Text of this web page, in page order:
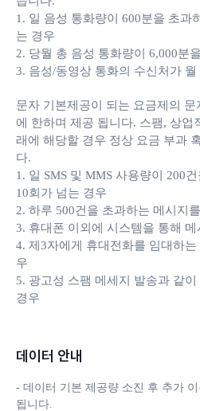
1. 일 음성 통화량이 600분을 초과
는 경우
2. 당월 총 음성 통화량이 6,000분
3. 음성/동영상 통화의 수신처가
문자 기본제공이 되는 요금제의 문
에 한하며 제공 됩니다. 스팸, 상업
래에 해당할 경우 정상 요금 부과
다.
1. 일 SMS 및 MMS 사용량이 200
10회가 넘는 경우
2. 하루 500건을 초과하는 메시지
3. 휴대폰 이외에 시스템을 통해
4. 제3자에게 휴대전화를 임대하
우
5. 광고성 스팸 메세지 발송과 같
경우
데이터 안내
- 데이터 기본 제공량 소진 후 추가
됩니다.